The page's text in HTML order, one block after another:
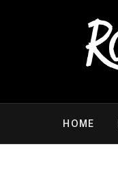
HOME